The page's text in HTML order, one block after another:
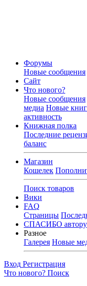
Форумы
Новые сообщения
Сайт
Что нового?
Новые сообщения
медиа Новые
активность
Книжная полка
Последние
баланс
Магазин
Кошелек
Поиск товаров
Вики
FAQ
Страницы
СПАСИБО автору
Разное
Галерея Новые
Вход Регистрация
Что нового? Поиск